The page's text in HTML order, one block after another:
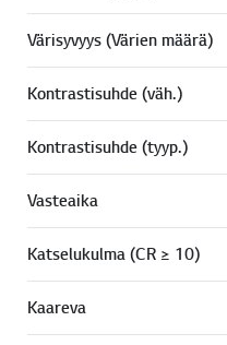
Värisyvyys (Värien määrä)
Kontrastisuhde (väh.)
Kontrastisuhde (tyyp.)
Vasteaika
Katselukulma (CR ≥ 10)
Kaareva